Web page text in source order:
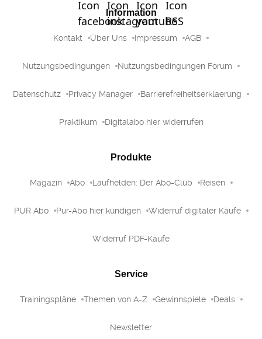
Information
Kontakt Über Uns Impressum AGB
Nutzungsbedingungen Nutzungsbedingungen Forum
Datenschutz Privacy Manager Barrierefreiheitserklaerung
Praktikum Digitalabo hier widerrufen
Produkte
Magazin Abo Laufhelden: Der Abo-Club Reisen
PUR Abo Pur-Abo hier kündigen Widerruf digitaler Käufe
Widerruf PDF-Käufe
Service
Trainingspläne Themen von A-Z Gewinnspiele Deals
Newsletter